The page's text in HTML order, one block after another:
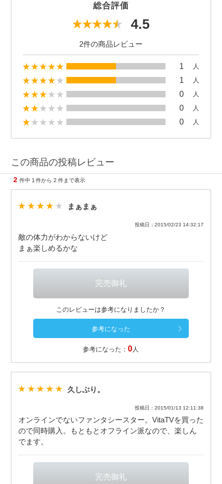
総合評価
4.5
2件の商品レビュー
1 人
1 人
0 人
0 人
0 人
この商品の投稿レビュー
2 件中 1 件から 2 件まで表示
まぁまぁ
投稿日：2015/02/23 14:32:17
敵の体力がわからないけど
まぁ楽しめるかな
このレビューは参考になりましたか？
参考になった：0 人
久しぶり。
投稿日：2015/01/13 12:11:38
オンラインでないファンタシースター。VitaTVを買った
ので同時購入。もともとオフライン派なので、楽しん
でます。